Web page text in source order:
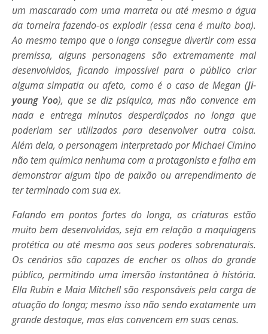
um mascarado com uma marreta ou até mesmo a água
da torneira fazendo-os explodir (essa cena é muito boa).
Ao mesmo tempo que o longa consegue divertir com essa
premissa, alguns personagens são extremamente mal
desenvolvidos, ficando impossível para o público criar
alguma simpatia ou afeto, como é o caso de Megan (Ji-
young Yoo), que se diz psíquica, mas não convence em
nada e entrega minutos desperdiçados no longa que
poderiam ser utilizados para desenvolver outra coisa.
Além dela, o personagem interpretado por Michael Cimino
não tem química nenhuma com a protagonista e falha em
demonstrar algum tipo de paixão ou arrependimento de
ter terminado com sua ex.
Falando em pontos fortes do longa, as criaturas estão
muito bem desenvolvidas, seja em relação a maquiagens
protética ou até mesmo aos seus poderes sobrenaturais.
Os cenários são capazes de encher os olhos do grande
público, permitindo uma imersão instantânea à história.
Ella Rubin e Maia Mitchell são responsáveis pela carga de
atuação do longa; mesmo isso não sendo exatamente um
grande destaque, mas elas convencem em suas cenas.